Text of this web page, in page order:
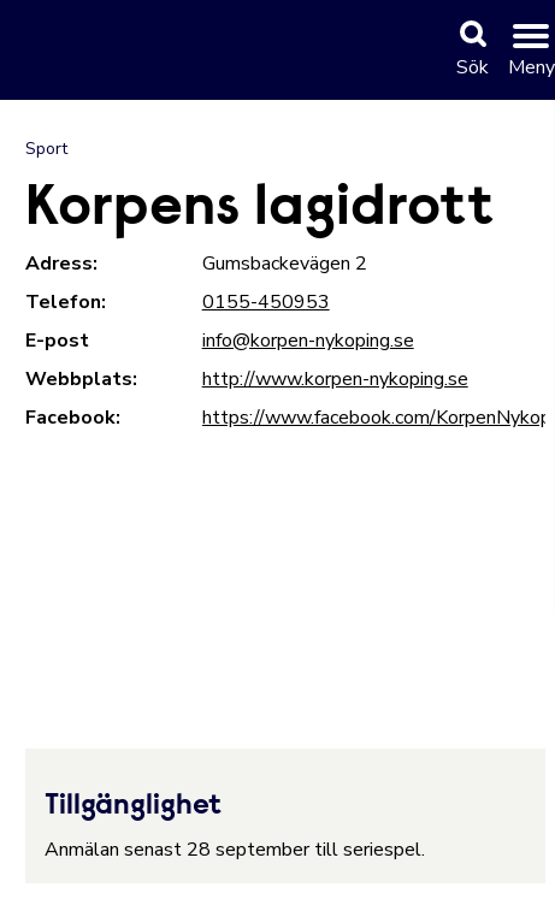
Sök Meny
Sport
Korpens lagidrott
Adress:
Gumsbackevägen 2
Telefon:
0155-450953
E-post
info@korpen-nykoping.se
Webbplats:
http://www.korpen-nykoping.se
Facebook:
https://www.facebook.com/
Tillgänglighet
Anmälan senast 28 september till seriespel.